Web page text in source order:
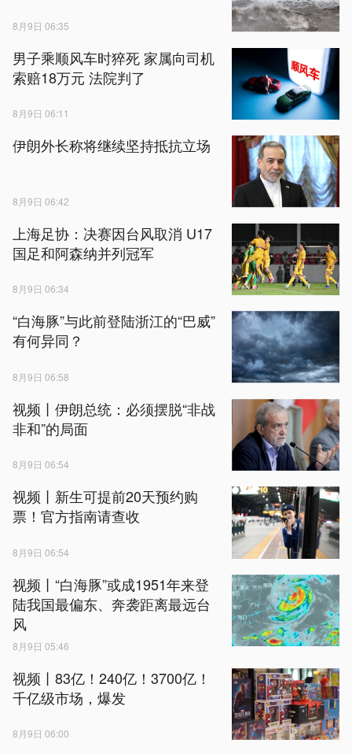
8月9日 06:35
男子乘顺风车时猝死 家属向司机
索赔18万元 法院判了
8月9日 06:11
伊朗外长称将继续坚持抵抗立场
8月9日 06:42
上海足协：决赛因台风取消 U17
国足和阿森纳并列冠军
8月9日 06:34
“白海豚”与此前登陆浙江的“巴威”
有何异同？
8月9日 06:58
视频丨伊朗总统：必须摆脱“非战
非和”的局面
8月9日 06:54
视频丨新生可提前20天预约购
票！官方指南请查收
8月9日 06:54
视频丨“白海豚”或成1951年来登
陆我国最偏东、奔袭距离最远台
风
8月9日 05:46
视频丨83亿！240亿！3700亿！
千亿级市场，爆发
8月9日 06:00